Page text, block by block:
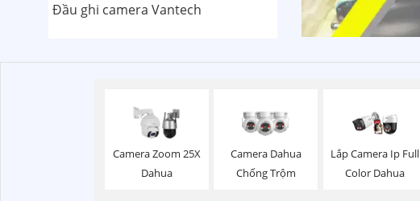
Đầu ghi camera Vantech
Camera Zoom 25X
Dahua
Camera Dahua
Chống Trộm
Lắp Camera Ip Full
Color Dahua